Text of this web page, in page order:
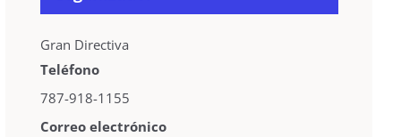
Gran Directiva
Teléfono
787-918-1155
Correo electrónico